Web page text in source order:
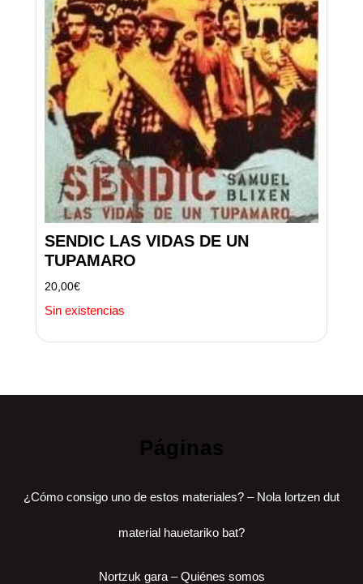
SENDIC LAS VIDAS DE UN
TUPAMARO
20,00€
Sin existencias
Páginas
¿Cómo consigo uno de estos materiales? – Nola lortzen dut
material hauetariko bat?
Nortzuk gara – Quiénes somos